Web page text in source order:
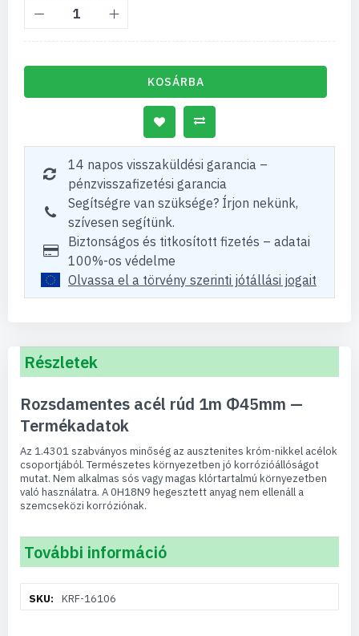
KOSÁRBA
14 napos visszaküldési garancia –
pénzvisszafizetési garancia
Segítségre van szüksége? Írjon nekünk,
szívesen segítünk.
Biztonságos és titkosított fizetés – adatai
100%-os védelme
Olvassa el a törvény szerinti jótállási jogait
Részletek
Rozsdamentes acél rúd 1m Φ45mm —
Termékadatok
Az 1.4301 szabványos minőség az ausztenites króm-nikkel acélok
csoportjából. Természetes környezetben jó korrózióállóságot
mutat. Nem alkalmas sós vagy magas klórtartalmú környezetben
való használatra. A 0H18N9 hegesztett anyag nem ellenáll a
szemcseközi korróziónak.
További információ
információKRF-16106